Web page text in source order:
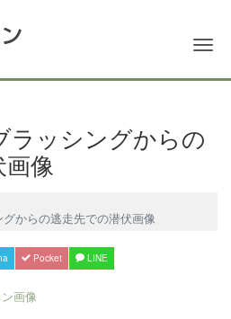
ラッシングからの
像
からの逃走先での潜伏画像
Pocket LINE
画像